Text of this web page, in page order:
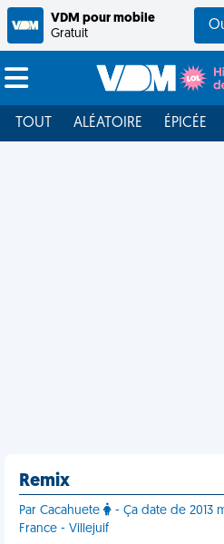
VDM pour mobile
Gratuit
TOUT ALÉATOIRE ÉPICÉE
Remix
Par Cacahuete
- Ça date de 2013
France - Villejuif